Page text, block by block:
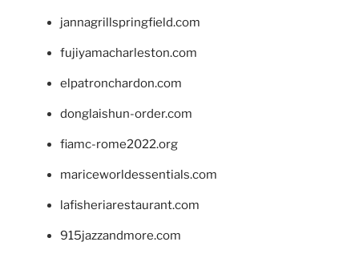
jannagrillspringfield.com
fujiyamacharleston.com
elpatronchardon.com
donglaishun-order.com
fiamc-rome2022.org
mariceworldessentials.com
lafisheriarestaurant.com
915jazzandmore.com